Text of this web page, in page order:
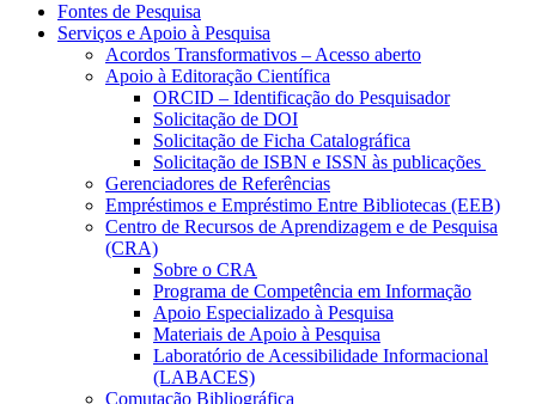
Fontes de Pesquisa
Serviços e Apoio à Pesquisa
Acordos Transformativos – Acesso aberto
Apoio à Editoração Científica
ORCID – Identificação do Pesquisador
Solicitação de DOI
Solicitação de Ficha Catalográfica
Solicitação de ISBN e ISSN às publicações
Gerenciadores de Referências
Empréstimos e Empréstimo Entre Bibliotecas (EEB)
Centro de Recursos de Aprendizagem e de Pesquisa
(CRA)
Sobre o CRA
Programa de Competência em Informação
Apoio Especializado à Pesquisa
Materiais de Apoio à Pesquisa
Laboratório de Acessibilidade Informacional
(LABACES)
Comutação Bibliográfica